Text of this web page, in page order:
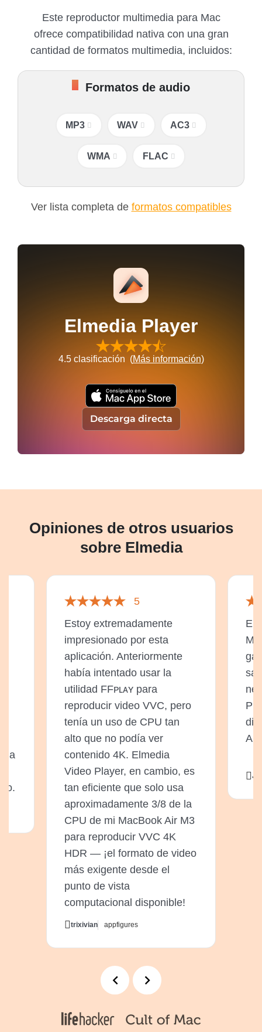
Este reproductor multimedia para Mac
ofrece compatibilidad nativa con una gran
cantidad de formatos multimedia, incluidos:
Formatos de audio
MP3 WAV AC3
WMA FLAC
Ver lista completa de formatos compatibles
Elmedia Player
4.5clasificación (Más información)
Descarga directa
Opiniones de otros usuarios
sobre Elmedia
la
5
Estoy extremadamente
impresionado por esta
aplicación. Anteriormente
había intentado usar la
utilidad FFᴘʟᴀʏ para
reproducir video VVC, pero
tenía un uso de CPU tan
alto que no podía ver
contenido 4K. Elmedia
Video Player, en cambio, es
tan eficiente que solo usa
aproximadamente 3/8 de la
CPU de mi MacBook Air M3
para reproducir VVC 4K
HDR — ¡el formato de video
más exigente desde el
punto de vista
computacional disponible!
trixivian appfigures